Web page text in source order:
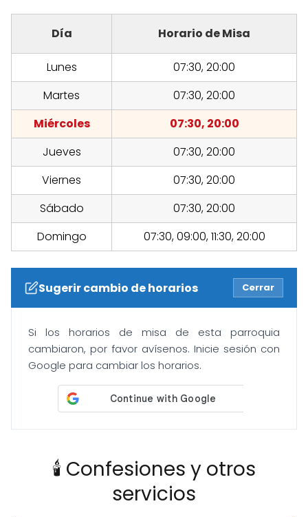
Día Horario de Misa
Lunes
07:30, 20:00
Martes
07:30, 20:00
Miércoles
07:30, 20:00
Jueves
07:30, 20:00
Viernes
07:30, 20:00
Sábado
07:30, 20:00
Domingo
07:30, 09:00, 11:30, 20:00
Sugerir cambio de horarios Cerrar
Si los horarios de misa de esta parroquia
cambiaron, por favor avísenos. Inicie sesión con
Google para cambiar los horarios.
🕯️ Confesiones y otros
servicios